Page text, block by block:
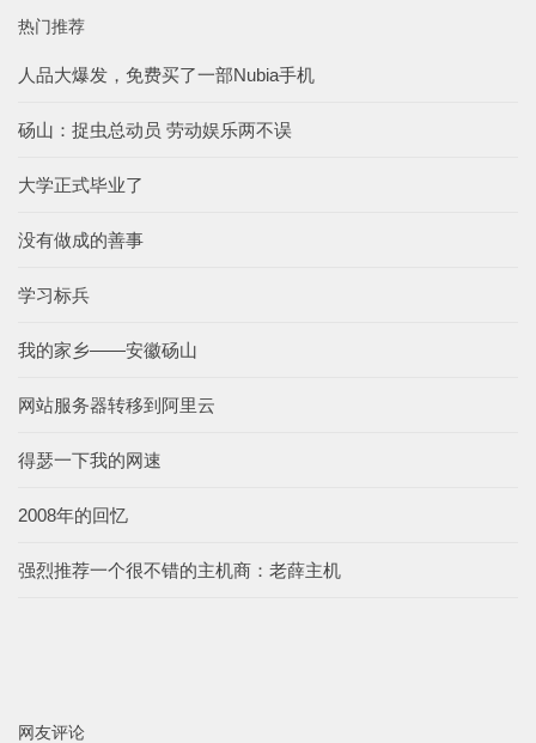
热门推荐
人品大爆发，免费买了一部Nubia手机
砀山：捉虫总动员 劳动娱乐两不误
大学正式毕业了
没有做成的善事
学习标兵
我的家乡——安徽砀山
网站服务器转移到阿里云
得瑟一下我的网速
2008年的回忆
强烈推荐一个很不错的主机商：老薛主机
网友评论